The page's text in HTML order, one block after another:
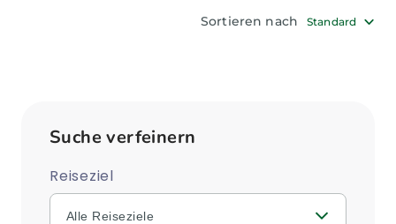
Sortieren nach Standard
Suche verfeinern
Reiseziel
Alle Reiseziele